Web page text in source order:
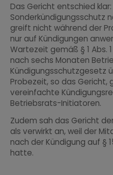
Das Gericht entschied klar:
Sonderkündigungsschutz
greift nicht während der
nur auf Kündigungen
Wartezeit gemäß § 1 Abs.
nach sechs Monaten
Kündigungsschutzgesetz
Probezeit, so das Gericht,
vereinfachte
Betriebsrats-Initiatoren.
Zudem sah das Gericht
als verwirkt an, weil der
nach der Kündigung auf §
hatte.